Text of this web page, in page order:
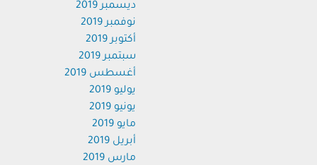
ديسمبر 2019
نوفمبر 2019
أكتوبر 2019
سبتمبر 2019
أغسطس 2019
يوليو 2019
يونيو 2019
مايو 2019
أبريل 2019
مارس 2019